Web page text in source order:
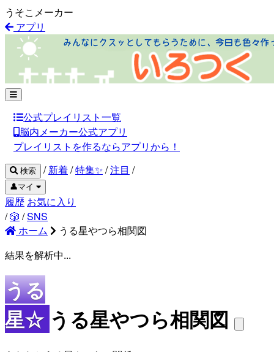
うそこメーカー
アプリ
公式プレイリスト一覧
脳内メーカー公式アプリ
プレイリストを作るならアプリから！
検索 / 新着/特集✨ /注目 /
👤マイ
履歴 お気に入り
/🎲 /SNS
ホーム
うる星やつら相関図
結果を解析中...
うる
星☆ うる星やつら相関図